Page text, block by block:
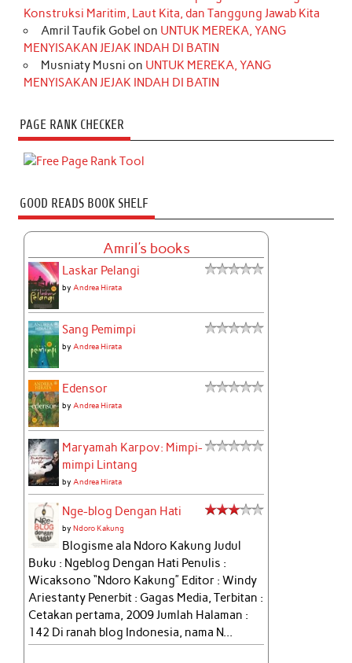
Konstruksi Maritim, Laut Kita, dan Tanggung Jawab Kita
Amril Taufik Gobel on UNTUK MEREKA, YANG
MENYISAKAN JEJAK INDAH DI BATIN
Musniaty Musni on UNTUK MEREKA, YANG
MENYISAKAN JEJAK INDAH DI BATIN
PAGE RANK CHECKER
GOOD READS BOOK SHELF
Amril's books
Laskar Pelangi
byAndrea Hirata
Sang Pemimpi
byAndrea Hirata
Edensor
byAndrea Hirata
Maryamah Karpov: Mimpi-
mimpi Lintang
byAndrea Hirata
Nge-blog Dengan Hati
byNdoro Kakung
Blogisme ala Ndoro Kakung Judul
Buku : Ngeblog Dengan Hati Penulis :
Wicaksono “Ndoro Kakung” Editor : Windy
Ariestanty Penerbit : Gagas Media, Terbitan :
Cetakan pertama, 2009 Jumlah Halaman :
142 Di ranah blog Indonesia, nama N...